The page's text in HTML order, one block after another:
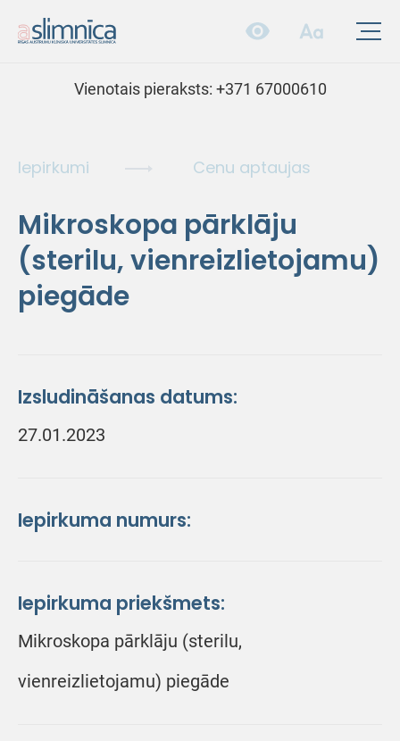
Vienotais pieraksts: +371 67000610
Iepirkumi Cenu aptaujas
Mikroskopa pārklāju
(sterilu, vienreizlietojamu)
piegāde
Izsludināšanas datums:
27.01.2023
Iepirkuma numurs:
Iepirkuma priekšmets:
Mikroskopa pārklāju (sterilu,
vienreizlietojamu) piegāde